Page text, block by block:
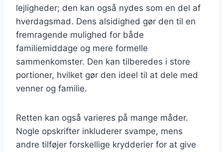
lejligheder; den kan også nydes som en del af
hverdagsmad. Dens alsidighed gør den til en
fremragende mulighed for både
familiemiddage og mere formelle
sammenkomster. Den kan tilberedes i store
portioner, hvilket gør den ideel til at dele med
venner og familie.
Retten kan også varieres på mange måder.
Nogle opskrifter inkluderer svampe, mens
andre tilføjer forskellige krydderier for at give